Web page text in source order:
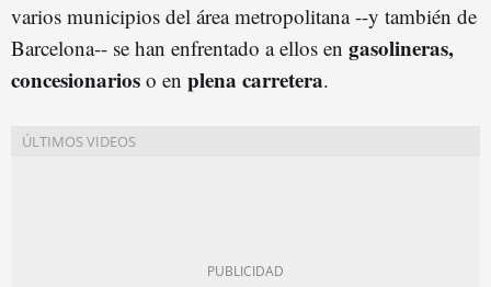
varios municipios del área metropolitana --y también de
Barcelona-- se han enfrentado a ellos en gasolineras,
concesionarios o en plena carretera.